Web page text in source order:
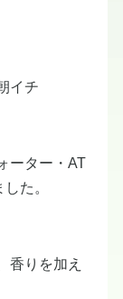
イチ
ーター・AT
た。
香りを加え